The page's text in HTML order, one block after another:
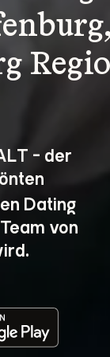
- der
Dating
von